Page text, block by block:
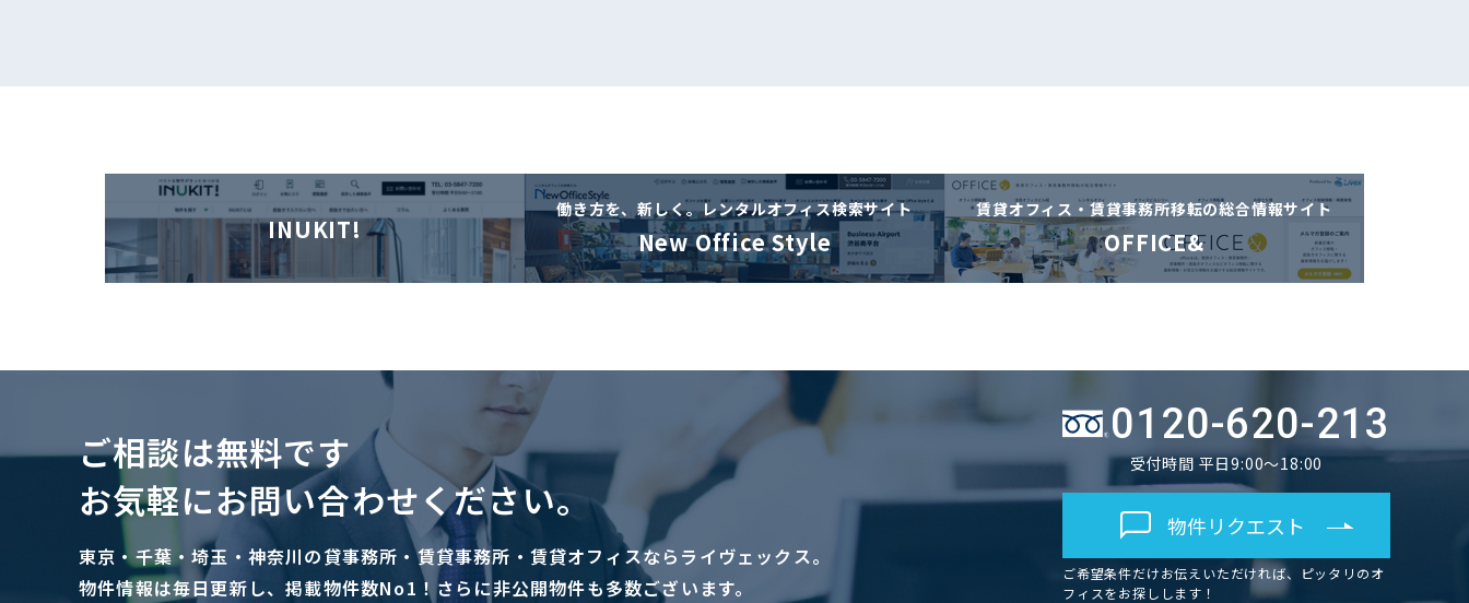
INUKIT!
働き方を、新しく。レンタルオフィス検索サイト
New Office Style
賃貸オフィス・賃貸事務所移転の総合情報サイト
OFFICE&
ご相談は無料です
お気軽にお問い合わせください。
東京・千葉・埼玉・神奈川の貸事務所・賃貸事務所・賃貸オフィスならライヴェックス。
物件情報は毎日更新し、掲載物件数No1！さらに非公開物件も多数ございます。
0120-620-213
受付時間 平日9:00～18:00
物件リクエスト
ご希望条件だけお伝えいただければ、ピッタリのオ
フィスをお探しします！